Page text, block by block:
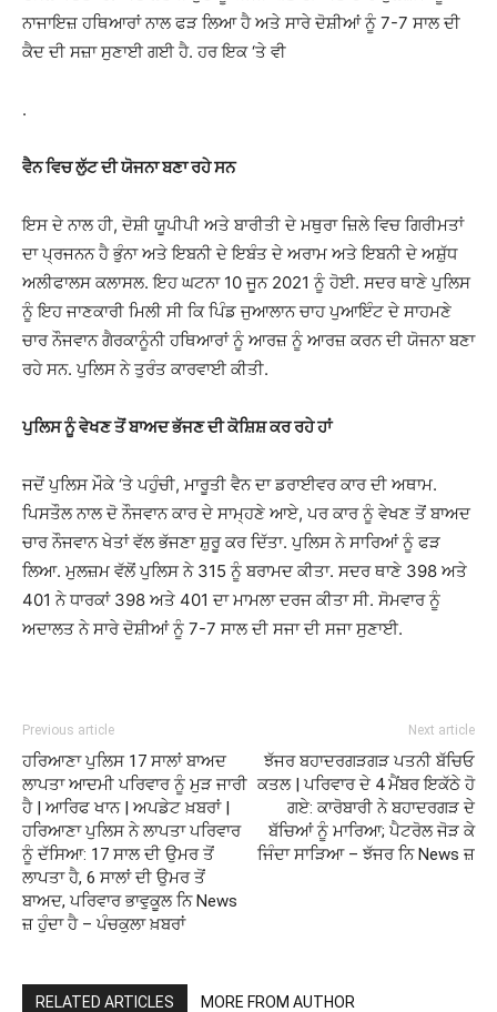
ਨਾਜਾਇਜ਼ ਹਥਿਆਰਾਂ ਨਾਲ ਫੜ ਲਿਆ ਹੈ ਅਤੇ ਸਾਰੇ ਦੋਸ਼ੀਆਂ ਨੂੰ 7-7 ਸਾਲ ਦੀ
ਕੈਦ ਦੀ ਸਜ਼ਾ ਸੁਣਾਈ ਗਈ ਹੈ. ਹਰ ਇਕ ‘ਤੇ ਵੀ
.
ਵੈਨ ਵਿਚ ਲੁੱਟ ਦੀ ਯੋਜਨਾ ਬਣਾ ਰਹੇ ਸਨ
ਇਸ ਦੇ ਨਾਲ ਹੀ, ਦੋਸ਼ੀ ਯੂਪੀਪੀ ਅਤੇ ਬਾਰੀਤੀ ਦੇ ਮਥੁਰਾ ਜ਼ਿਲੇ ਵਿਚ ਗਿਰੀਮਤਾਂ
ਦਾ ਪ੍ਰਜਨਨ ਹੈ ਭੁੰਨਾ ਅਤੇ ਇਬਨੀ ਦੇ ਇਬੰਤ ਦੇ ਅਰਾਮ ਅਤੇ ਇਬਨੀ ਦੇ ਅਸ਼ੁੱਧ
ਅਲੀਫਾਲਸ ਕਲਾਸਲ. ਇਹ ਘਟਨਾ 10 ਜੂਨ 2021 ਨੂੰ ਹੋਈ. ਸਦਰ ਥਾਣੇ ਪੁਲਿਸ
ਨੂੰ ਇਹ ਜਾਣਕਾਰੀ ਮਿਲੀ ਸੀ ਕਿ ਪਿੰਡ ਜੁਆਲਾਨ ਚਾਹ ਪੁਆਇੰਟ ਦੇ ਸਾਹਮਣੇ
ਚਾਰ ਨੌਜਵਾਨ ਗੈਰਕਾਨੂੰਨੀ ਹਥਿਆਰਾਂ ਨੂੰ ਆਰਜ਼ ਨੂੰ ਆਰਜ਼ ਕਰਨ ਦੀ ਯੋਜਨਾ ਬਣਾ
ਰਹੇ ਸਨ. ਪੁਲਿਸ ਨੇ ਤੁਰੰਤ ਕਾਰਵਾਈ ਕੀਤੀ.
ਪੁਲਿਸ ਨੂੰ ਵੇਖਣ ਤੋਂ ਬਾਅਦ ਭੱਜਣ ਦੀ ਕੋਸ਼ਿਸ਼ ਕਰ ਰਹੇ ਹਾਂ
ਜਦੋਂ ਪੁਲਿਸ ਮੌਕੇ ‘ਤੇ ਪਹੁੰਚੀ, ਮਾਰੂਤੀ ਵੈਨ ਦਾ ਡਰਾਈਵਰ ਕਾਰ ਦੀ ਅਥਾਮ.
ਪਿਸਤੌਲ ਨਾਲ ਦੋ ਨੌਜਵਾਨ ਕਾਰ ਦੇ ਸਾਮ੍ਹਣੇ ਆਏ, ਪਰ ਕਾਰ ਨੂੰ ਵੇਖਣ ਤੋਂ ਬਾਅਦ
ਚਾਰ ਨੌਜਵਾਨ ਖੇਤਾਂ ਵੱਲ ਭੱਜਣਾ ਸ਼ੁਰੂ ਕਰ ਦਿੱਤਾ. ਪੁਲਿਸ ਨੇ ਸਾਰਿਆਂ ਨੂੰ ਫੜ
ਲਿਆ. ਮੁਲਜ਼ਮ ਵੱਲੋਂ ਪੁਲਿਸ ਨੇ 315 ਨੂੰ ਬਰਾਮਦ ਕੀਤਾ. ਸਦਰ ਥਾਣੇ 398 ਅਤੇ
401 ਨੇ ਧਾਰਕਾਂ 398 ਅਤੇ 401 ਦਾ ਮਾਮਲਾ ਦਰਜ ਕੀਤਾ ਸੀ. ਸੋਮਵਾਰ ਨੂੰ
ਅਦਾਲਤ ਨੇ ਸਾਰੇ ਦੋਸ਼ੀਆਂ ਨੂੰ 7-7 ਸਾਲ ਦੀ ਸਜਾ ਦੀ ਸਜਾ ਸੁਣਾਈ.
Previous article
ਹਰਿਆਣਾ ਪੁਲਿਸ 17 ਸਾਲਾਂ ਬਾਅਦ
ਲਾਪਤਾ ਆਦਮੀ ਪਰਿਵਾਰ ਨੂੰ ਮੁੜ ਜਾਰੀ
ਹੈ | ਆਰਿਫ ਖਾਨ | ਅਪਡੇਟ ਖ਼ਬਰਾਂ |
ਹਰਿਆਣਾ ਪੁਲਿਸ ਨੇ ਲਾਪਤਾ ਪਰਿਵਾਰ
ਨੂੰ ਦੱਸਿਆ: 17 ਸਾਲ ਦੀ ਉਮਰ ਤੋਂ
ਲਾਪਤਾ ਹੈ, 6 ਸਾਲਾਂ ਦੀ ਉਮਰ ਤੋਂ
ਬਾਅਦ, ਪਰਿਵਾਰ ਭਾਵੁਕੂਲ ਨਿ News
ਜ਼ ਹੁੰਦਾ ਹੈ – ਪੰਚਕੁਲਾ ਖ਼ਬਰਾਂ
Next article
ਝੱਜਰ ਬਹਾਦਰਗੜਗੜ ਪਤਨੀ ਬੱਚਿਓ
ਕਤਲ | ਪਰਿਵਾਰ ਦੇ 4 ਮੈਂਬਰ ਇਕੱਠੇ ਹੋ
ਗਏ: ਕਾਰੋਬਾਰੀ ਨੇ ਬਹਾਦਰਗੜ ਦੇ
ਬੱਚਿਆਂ ਨੂੰ ਮਾਰਿਆ; ਪੈਟਰੋਲ ਜੋੜ ਕੇ
ਜਿੰਦਾ ਸਾੜਿਆ – ਝੱਜਰ ਨਿ News ਜ਼
RELATED ARTICLES MORE FROM AUTHOR